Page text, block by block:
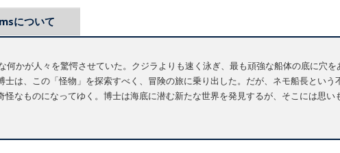
について
何かが人々を驚愕させていた。クジラよりも速く泳ぎ、最も頑強な船体の底に穴
は、この「怪物」を探索すべく、冒険の旅に乗り出した。だが、ネモ船長という
なものになってゆく。博士は海底に潜む新たな世界を発見するが、そこには思い